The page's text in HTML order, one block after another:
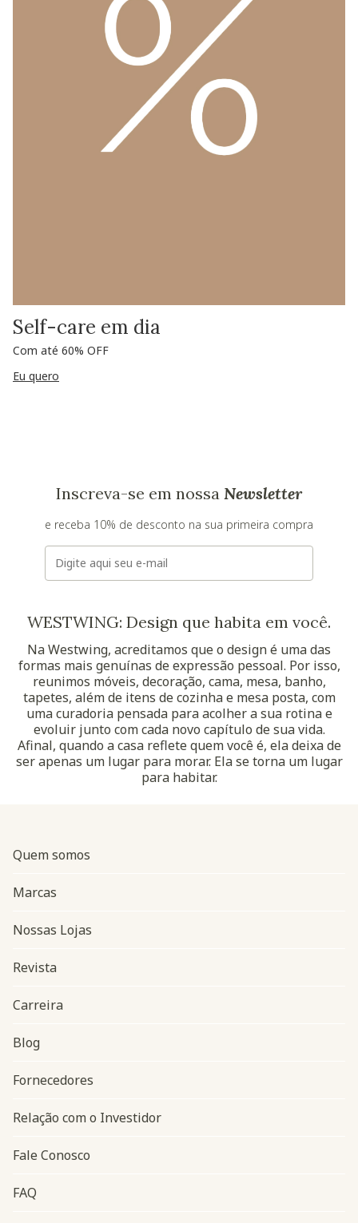
Self-care em dia
Com até 60% OFF
Eu quero
Inscreva-se em nossa Newsletter
e receba 10% de desconto na sua primeira compra
E-mail
WESTWING: Design que habita em você.
Na Westwing, acreditamos que o design é uma das
formas mais genuínas de expressão pessoal. Por isso,
reunimos móveis, decoração, cama, mesa, banho,
tapetes, além de itens de cozinha e mesa posta, com
uma curadoria pensada para acolher a sua rotina e
evoluir junto com cada novo capítulo de sua vida.
Afinal, quando a casa reflete quem você é, ela deixa de
ser apenas um lugar para morar. Ela se torna um lugar
para habitar.
Navegação do rodapé
Quem somos
Marcas
Nossas Lojas
Revista
Carreira
Blog
Fornecedores
Relação com o Investidor
Fale Conosco
FAQ